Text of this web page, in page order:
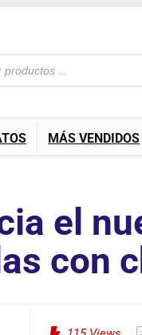
MÁS VENDIDOS
el
con